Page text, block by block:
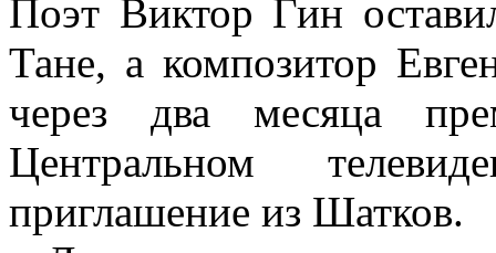
Поэт Виктор Гин
Тане, а композитор
через два месяца
Центральном
приглашение из Шатков.